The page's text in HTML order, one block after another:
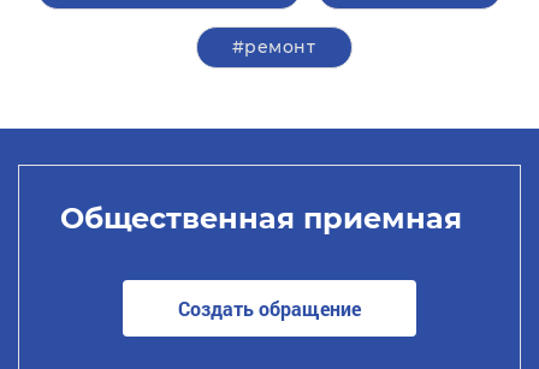
#ремонт
Общественная приемная
Создать обращение